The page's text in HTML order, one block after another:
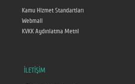
Kamu Hizmet Standartları
Webmail
KVKK Aydınlatma Metni
İLETİŞİM